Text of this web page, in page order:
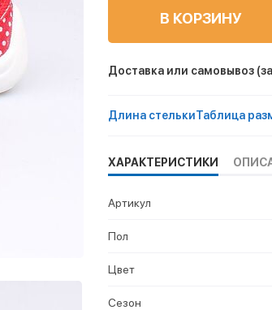
В КОРЗИНУ
Доставка или самовывоз
Длина стелькиТаблица
ХАРАКТЕРИСТИКИ
Артикул
Пол
Цвет
Сезон